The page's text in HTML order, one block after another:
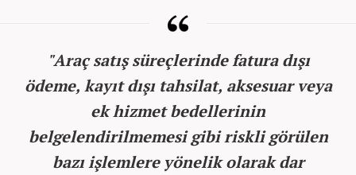
"Araç satış süreçlerinde fatura dışı
ödeme, kayıt dışı tahsilat, aksesuar veya
ek hizmet bedellerinin
belgelendirilmemesi gibi riskli görülen
bazı işlemlere yönelik olarak dar